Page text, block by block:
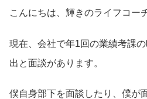
こんにちは、輝きのライフコー
現在、会社で年1回の業績考課
出と面談があります。
僕自身部下を面談したり、僕が